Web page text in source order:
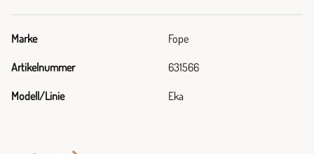
Marke Fope
Artikelnummer 631566
Modell/Linie Eka